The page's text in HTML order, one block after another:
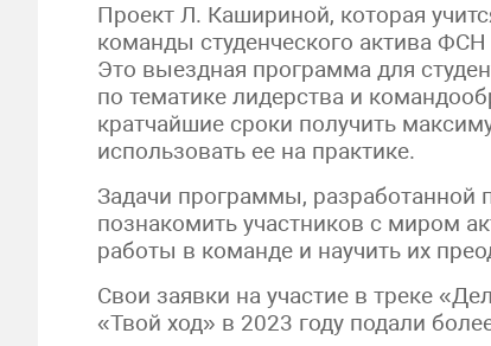
Проект Л. Кашириной, которая
команды студенческого актива
Это выездная программа для
по тематике лидерства и
кратчайшие сроки получить
использовать ее на практике.
Задачи программы, разработанной
познакомить участников с миром
работы в команде и научить их
Свои заявки на участие в треке
«Твой ход» в 2023 году подали